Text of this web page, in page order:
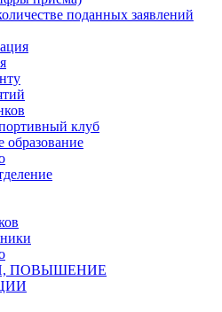
поданных заявлений
клуб
образование
ПОВЫШЕНИЕ